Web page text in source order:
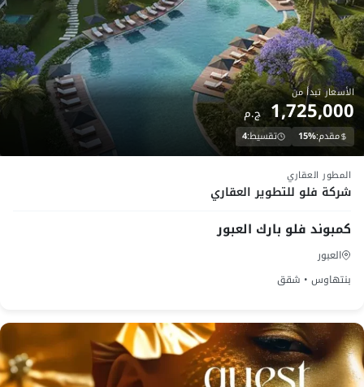
Launch
الأسعار تبدأ من
1,725,000 ج.م
مقدم:15% تقسيط:4
المطور العقاري
شركة فلو للتطوير العقاري
كمبوند فلو بارك العبور
العبور
بنتهاوس • شقق